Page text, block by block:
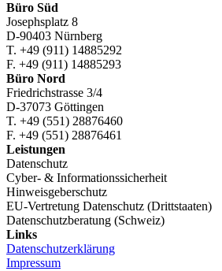
Büro Süd
Josephsplatz 8
D-90403 Nürnberg
T. +49 (911) 14885292
F. +49 (911) 14885293
Büro Nord
Friedrichstrasse 3/4
D-37073 Göttingen
T. +49 (551) 28876460
F. +49 (551) 28876461
Leistungen
Datenschutz
Cyber- & Informationssicherheit
Hinweisgeberschutz
EU-Vertretung Datenschutz (Drittstaaten)
Datenschutzberatung (Schweiz)
Links
Datenschutzerklärung
Impressum